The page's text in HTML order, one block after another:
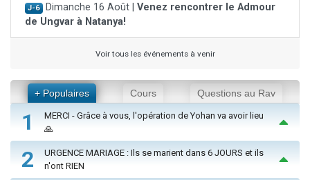
J-6 Dimanche 16 Août | Venez rencontrer le Admour
de Ungvar à Natanya!
Voir tous les événements à venir
+ Populaires Cours Questions au Rav
1
MERCI - Grâce à vous, l'opération de Yohan va avoir lieu
🙏
2
URGENCE MARIAGE : Ils se marient dans 6 JOURS et ils
n'ont RIEN